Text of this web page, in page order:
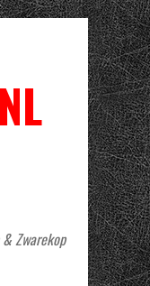
Zwarekop